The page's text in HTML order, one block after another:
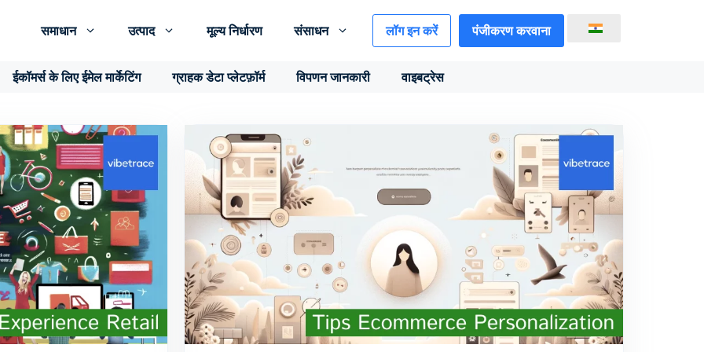
समाधान उत्पाद मूल्य निर्धारण संसाधन लॉग इन करें पंजीकरण करवाना
ईकॉमर्स के लिए ईमेल मार्केटिंग ग्राहक डेटा प्लेटफ़ॉर्म विपणन जानकारी वाइबट्रेस